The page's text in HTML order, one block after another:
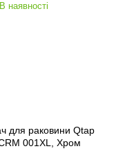
В наявності